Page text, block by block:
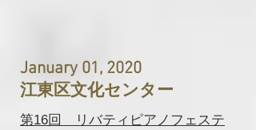
January 01, 2020
江東区文化センター
第16回 リバティピアノフェステ